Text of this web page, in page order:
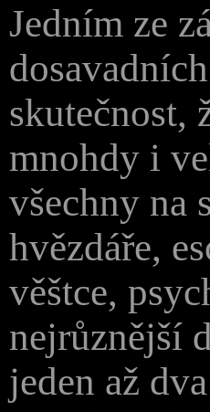
Jedním ze
skutečnost,
mnohdy i
všechny na
hvězdáře,
věštce,
nejrůznější
jeden až